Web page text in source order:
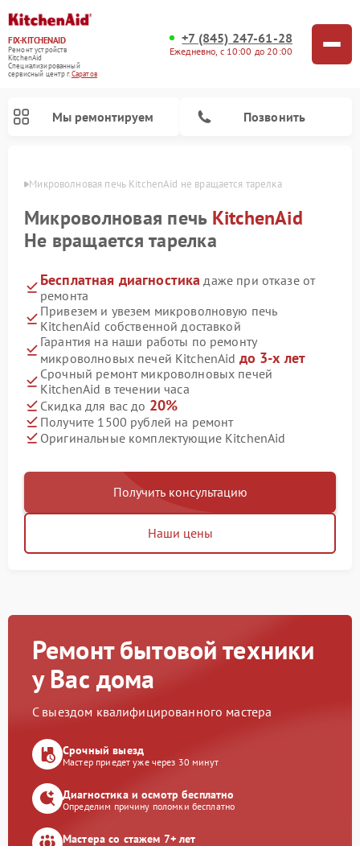
FIX-KITCHENAID
Ремонт устройств
KitchenAid
Специализированный
cервисный центр г.Саратов
+7 (845) 247-61-28
Ежедневно, с 10:00 до 20:00
Мы ремонтируем Позвонить
Микроволновая печь KitchenAid не вращается тарелка
Микроволновая печь KitchenAid
Не вращается тарелка
Бесплатная диагностика даже при отказе от
ремонта
Привезем и увезем микроволновую печь
KitchenAid собственной доставкой
Гарантия на наши работы по ремонту
микроволновых печей KitchenAid до 3-х лет
Срочный ремонт микроволновых печей
KitchenAid в течении часа
Скидка для вас до 20%
Получите 1500 рублей на ремонт
Оригинальные комплектующие KitchenAid
Получить консультацию
Наши цены
Ремонт бытовой техники
у Вас дома
С выездом квалифицированного мастера
Срочный выезд
Мастер приедет уже через 30 минут
Диагностика и осмотр бесплатно
Определим причину поломки бесплатно
Мастера со стажем 7+ лет